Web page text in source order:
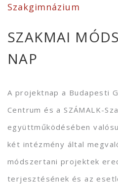
Szakgimnázium
SZAKMAI
NAP
A projektnap a Budapesti
Centrum és a SZÁMALK-
együttműködésében
két intézmény által
módszertani projektek
terjesztésének és az